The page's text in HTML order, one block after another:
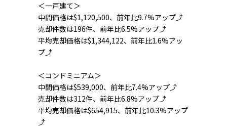
＜一戸建て＞
中間価格は$1,120,500、前年比9.7%アップ⤴
売却件数は196件、前年比6.5%アップ⤴
平均売却価格は$1,344,122、前年比1.6%アッ
プ⤴
＜コンドミニアム＞
中間価格は$539,000、前年比7.4%アップ⤴
売却件数は312件、前年比6.8%アップ⤴
平均売却価格は$654,915、前年比10.3%アップ
⤴